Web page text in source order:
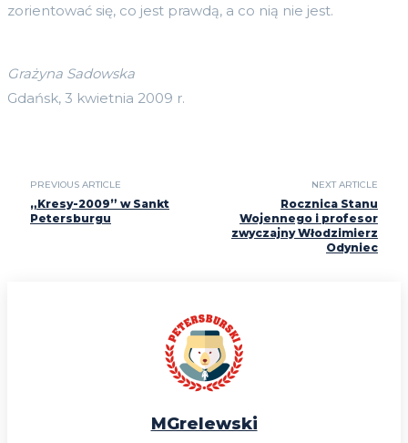
zorientować się, co jest prawdą, a co nią nie jest.
Grażyna Sadowska
Gdańsk, 3 kwietnia 2009 r.
PREVIOUS ARTICLE
„Kresy-2009” w Sankt
Petersburgu
NEXT ARTICLE
Rocznica Stanu
Wojennego i profesor
zwyczajny Włodzimierz
Odyniec
MGrelewski